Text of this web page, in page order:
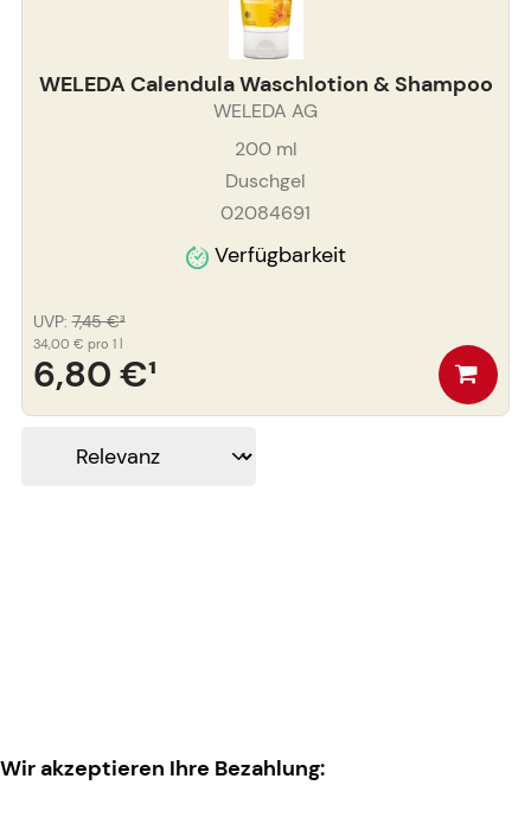
WELEDA Calendula Waschlotion & Shampoo
WELEDA AG
200ml
Duschgel
02084691
Verfügbarkeit
6,80 €¹
UVP: 7,45 €³
34,00 € pro 1 l
Wir akzeptieren Ihre Bezahlung: